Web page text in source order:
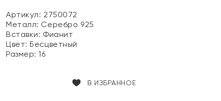
Артикул: 2750072
Металл: Серебро 925
Вставки: Фианит
Цвет:Бесцветный
Размер:16
В ИЗБРАННОЕ